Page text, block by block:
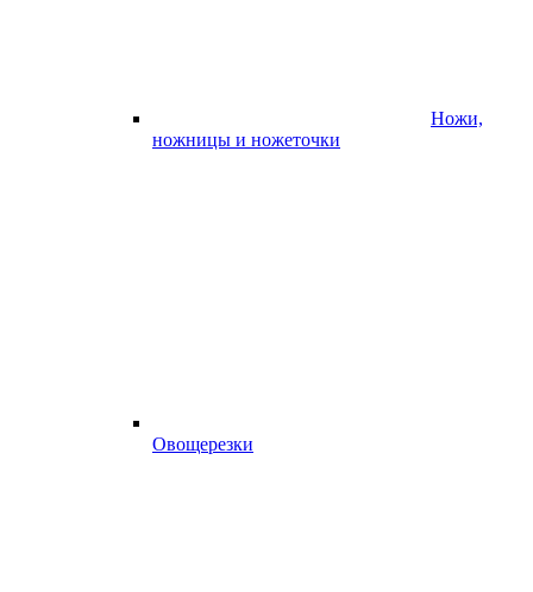
Ножи,
ножницы и ножеточки
Овощерезки